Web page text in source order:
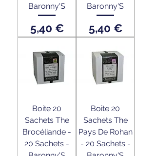
Baronny'S
Prix
5,40 €
Baronny'S
Prix
5,40 €
Boite 20
Sachets The
Brocéliande -
20 Sachets -
Boite 20
Sachets The
Pays De Rohan
- 20 Sachets -